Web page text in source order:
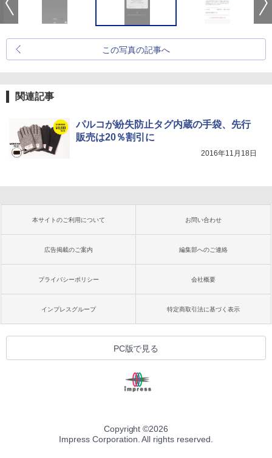
この写真の記事へ
関連記事
パルコが紛失防止タグ内蔵の手袋、先行
販売は20％割引に
2016年11月18日
本サイトのご利用について お問い合わせ
広告掲載のご案内 編集部へのご連絡
プライバシーポリシー 会社概要
インプレスグループ 特定商取引法に基づく表示
PC版で見る
Copyright ©2026
Impress Corporation. All rights reserved.